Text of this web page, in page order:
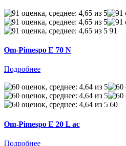
91
Om-Pimespo E 70 N
Подробнее
60
Om-Pimespo E 20 L ac
Подробнее